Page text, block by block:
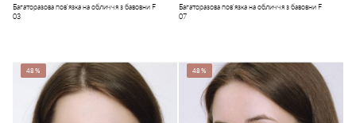
Багаторазова пов'язка на обличчя з бавовни F
03
Багаторазова пов'язка на обличчя з бавовни F
07
48% 48%